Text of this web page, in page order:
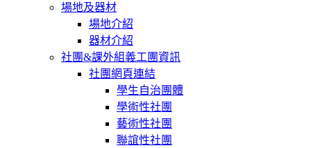
場地及器材
場地介紹
器材介紹
社團&課外組義工團資訊
社團網頁連結
學生自治團體
學術性社團
藝術性社團
聯誼性社團